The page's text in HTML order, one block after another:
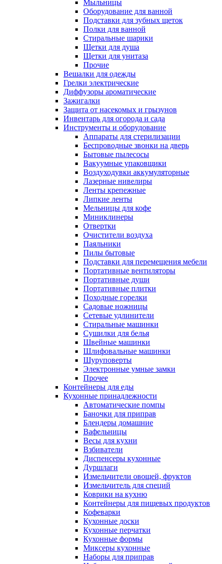
Мыльницы
Оборудование для ванной
Подставки для зубных щеток
Полки для ванной
Стиральные шарики
Щетки для душа
Щетки для унитаза
Прочие
Вешалки для одежды
Грелки электрические
Диффузоры ароматические
Зажигалки
Защита от насекомых и грызунов
Инвентарь для огорода и сада
Инструменты и оборудование
Аппараты для стерилизации
Беспроводные звонки на дверь
Бытовые пылесосы
Вакуумные упаковщики
Воздуходувки аккумуляторные
Лазерные нивелиры
Ленты крепежные
Липкие ленты
Мельницы для кофе
Миниклинеры
Отвертки
Очистители воздуха
Паяльники
Пилы бытовые
Подставки для перемещения мебели
Портативные вентиляторы
Портативные души
Портативные плитки
Походные горелки
Садовые ножницы
Сетевые удлинители
Стиральные машинки
Сушилки для белья
Швейные машинки
Шлифовальные машинки
Шуруповерты
Электронные умные замки
Прочее
Контейнеры для еды
Кухонные принадлежности
Автоматические помпы
Баночки для приправ
Блендеры домашние
Вафельницы
Весы для кухни
Взбиватели
Диспенсеры кухонные
Дуршлаги
Измельчители овощей, фруктов
Измельчитель для специй
Коврики на кухню
Контейнеры для пищевых продуктов
Кофеварки
Кухонные доски
Кухонные перчатки
Кухонные формы
Миксеры кухонные
Наборы для приправ